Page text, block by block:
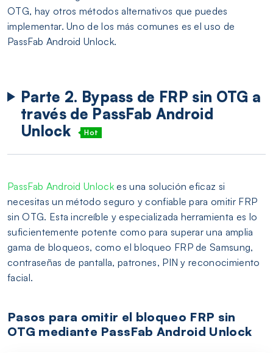
OTG, hay otros métodos alternativos que puedes
implementar. Uno de los más comunes es el uso de
PassFab Android Unlock.
Parte 2. Bypass de FRP sin OTG a
través de PassFab Android
Unlock
Hot
PassFab Android Unlock es una solución eficaz si
necesitas un método seguro y confiable para omitir FRP
sin OTG. Esta increíble y especializada herramienta es lo
suficientemente potente como para superar una amplia
gama de bloqueos, como el bloqueo FRP de Samsung,
contraseñas de pantalla, patrones, PIN y reconocimiento
facial.
Pasos para omitir el bloqueo FRP sin
OTG mediante PassFab Android Unlock